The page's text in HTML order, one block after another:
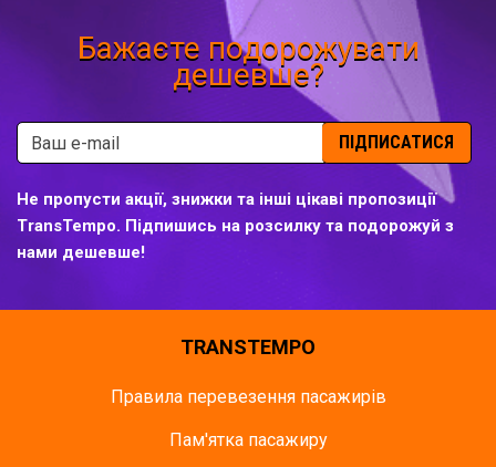
Бажаєте подорожувати
дешевше?
ПІДПИСАТИСЯ
Не пропусти акції, знижки та інші цікаві пропозиції
TransTempo. Підпишись на розсилку та подорожуй з
нами дешевше!
TRANSTEMPO
Правила перевезення пасажирів
Пам'ятка пасажиру